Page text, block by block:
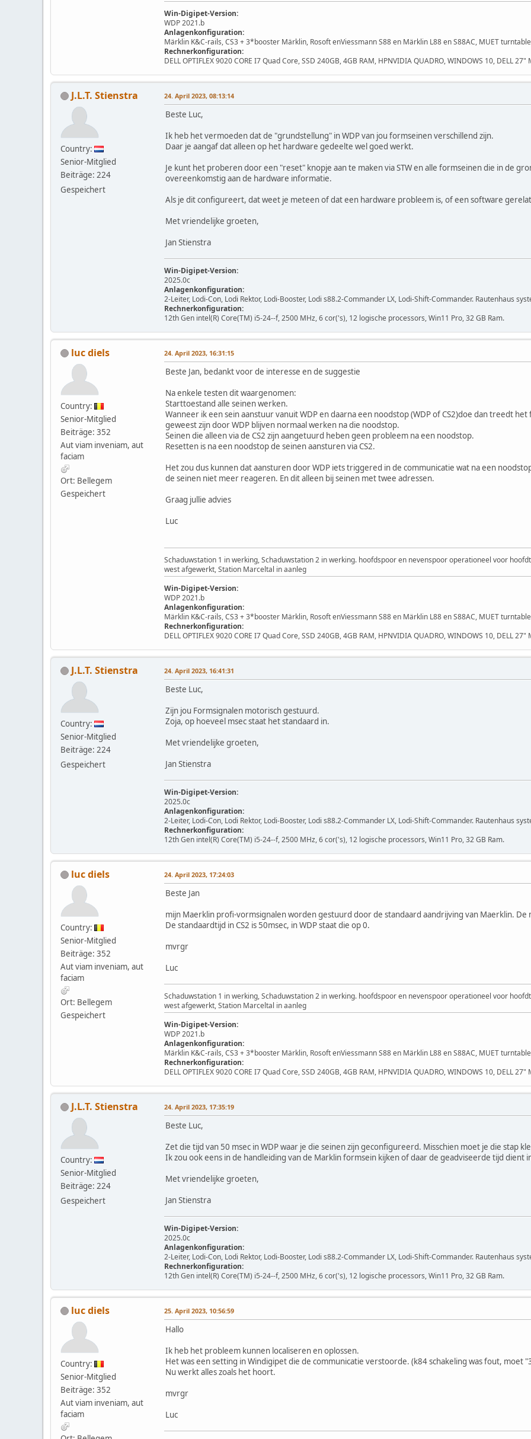
Win-Digipet-Version:
WDP 2021.b
Anlagenkonfiguration:
Märklin K&C-rails, CS3 + 3*booster Märklin, Rosoft enViessmann S88 en Märklin L88 en S88AC, MUET
Rechnerkonfiguration:
DELL OPTIFLEX 9020 CORE I7 Quad Core, SSD 240GB, 4GB RAM, HPNVIDIA QUADRO, WINDOWS 10, DELL 27"
J.L.T. Stienstra
Country:
Senior-Mitglied
Beiträge: 224
Gespeichert
24. April 2023, 08:13:14
Beste Luc,
Ik heb het vermoeden dat de "grundstellung" in WDP van jou formseinen verschillend zijn.
Daar je aangaf dat alleen op het hardware gedeelte wel goed werkt.
Je kunt het proberen door een "reset" knopje aan te maken via STW en alle formseinen die in de
overeenkomstig aan de hardware informatie.
Als je dit configureert, dat weet je meteen of dat een hardware probleem is, of een software
Met vriendelijke groeten,
Jan Stienstra
Win-Digipet-Version:
2025.0c
Anlagenkonfiguration:
2-Leiter, Lodi-Con, Lodi Rektor, Lodi-Booster, Lodi s88.2-Commander LX, Lodi-Shift-Commander. Rautenhaus
Rechnerkonfiguration:
12th Gen intel(R) Core(TM) i5-24--f, 2500 MHz, 6 cor('s), 12 logische processors, Win11 Pro, 32 GB Ram.
luc diels
Country:
Senior-Mitglied
Beiträge: 352
Aut viam inveniam, aut
faciam
Ort: Bellegem
Gespeichert
24. April 2023, 16:31:15
Beste Jan, bedankt voor de interesse en de suggestie
Na enkele testen dit waargenomen:
Starttoestand alle seinen werken.
Wanneer ik een sein aanstuur vanuit WDP en daarna een noodstop (WDP of CS2)doe dan treedt
geweest zijn door WDP blijven normaal werken na die noodstop.
Seinen die alleen via de CS2 zijn aangetuurd heben geen probleem na een noodstop.
Resetten is na een noodstop de seinen aansturen via CS2.
Het zou dus kunnen dat aansturen door WDP iets triggered in de communicatie wat na een
de seinen niet meer reageren. En dit alleen bij seinen met twee adressen.
Graag jullie advies
Luc
Schaduwstation 1 in werking, Schaduwstation 2 in werking. hoofdspoor en nevenspoor operationeel voor
west afgewerkt, Station Marceltal in aanleg
Win-Digipet-Version:
WDP 2021.b
Anlagenkonfiguration:
Märklin K&C-rails, CS3 + 3*booster Märklin, Rosoft enViessmann S88 en Märklin L88 en S88AC, MUET
Rechnerkonfiguration:
DELL OPTIFLEX 9020 CORE I7 Quad Core, SSD 240GB, 4GB RAM, HPNVIDIA QUADRO, WINDOWS 10, DELL 27"
J.L.T. Stienstra
Country:
Senior-Mitglied
Beiträge: 224
Gespeichert
24. April 2023, 16:41:31
Beste Luc,
Zijn jou Formsignalen motorisch gestuurd.
Zoja, op hoeveel msec staat het standaard in.
Met vriendelijke groeten,
Jan Stienstra
Win-Digipet-Version:
2025.0c
Anlagenkonfiguration:
2-Leiter, Lodi-Con, Lodi Rektor, Lodi-Booster, Lodi s88.2-Commander LX, Lodi-Shift-Commander. Rautenhaus
Rechnerkonfiguration:
12th Gen intel(R) Core(TM) i5-24--f, 2500 MHz, 6 cor('s), 12 logische processors, Win11 Pro, 32 GB Ram.
luc diels
Country:
Senior-Mitglied
Beiträge: 352
Aut viam inveniam, aut
faciam
Ort: Bellegem
Gespeichert
24. April 2023, 17:24:03
Beste Jan
mijn Maerklin profi-vormsignalen worden gestuurd door de standaard aandrijving van Maerklin. De
De standaardtijd in CS2 is 50msec, in WDP staat die op 0.
mvrgr
Luc
Schaduwstation 1 in werking, Schaduwstation 2 in werking. hoofdspoor en nevenspoor operationeel voor
west afgewerkt, Station Marceltal in aanleg
Win-Digipet-Version:
WDP 2021.b
Anlagenkonfiguration:
Märklin K&C-rails, CS3 + 3*booster Märklin, Rosoft enViessmann S88 en Märklin L88 en S88AC, MUET
Rechnerkonfiguration:
DELL OPTIFLEX 9020 CORE I7 Quad Core, SSD 240GB, 4GB RAM, HPNVIDIA QUADRO, WINDOWS 10, DELL 27"
J.L.T. Stienstra
Country:
Senior-Mitglied
Beiträge: 224
Gespeichert
24. April 2023, 17:35:19
Beste Luc,
Zet die tijd van 50 msec in WDP waar je die seinen zijn geconfigureerd. Misschien moet je die stap
Ik zou ook eens in de handleiding van de Marklin formsein kijken of daar de geadviseerde tijd dient
Met vriendelijke groeten,
Jan Stienstra
Win-Digipet-Version:
2025.0c
Anlagenkonfiguration:
2-Leiter, Lodi-Con, Lodi Rektor, Lodi-Booster, Lodi s88.2-Commander LX, Lodi-Shift-Commander. Rautenhaus
Rechnerkonfiguration:
12th Gen intel(R) Core(TM) i5-24--f, 2500 MHz, 6 cor('s), 12 logische processors, Win11 Pro, 32 GB Ram.
luc diels
Country:
Senior-Mitglied
Beiträge: 352
Aut viam inveniam, aut
faciam
25. April 2023, 10:56:59
Hallo
Ik heb het probleem kunnen localiseren en oplossen.
Het was een setting in Windigipet die de communicatie verstoorde. (k84 schakeling was fout, moet
Nu werkt alles zoals het hoort.
mvrgr
Luc